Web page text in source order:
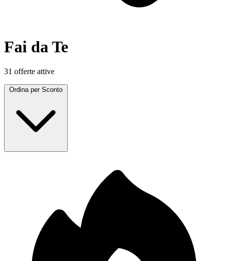
Fai da Te
31 offerte attive
Ordina per Sconto